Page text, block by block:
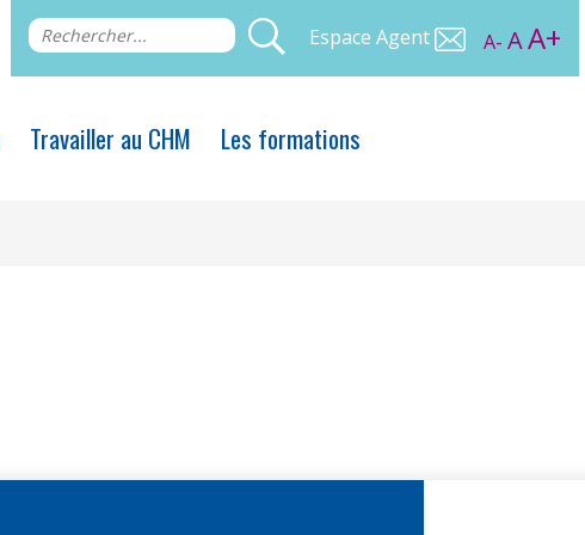
Espace Agent A- AA+
Travailler au CHM Les formations